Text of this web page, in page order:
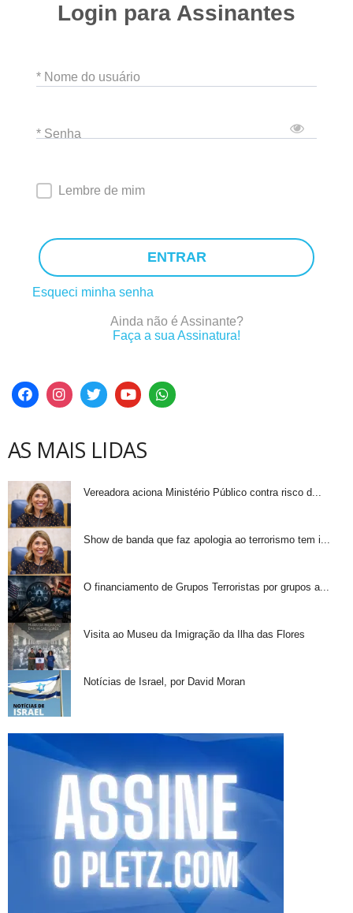
Login para Assinantes
* Nome do usuário
* Senha
Lembre de mim
ENTRAR
Esqueci minha senha
Ainda não é Assinante?
Faça a sua Assinatura!
AS MAIS LIDAS
Vereadora aciona Ministério Público contra risco d...
Show de banda que faz apologia ao terrorismo tem i...
O financiamento de Grupos Terroristas por grupos a...
Visita ao Museu da Imigração da Ilha das Flores
Notícias de Israel, por David Moran